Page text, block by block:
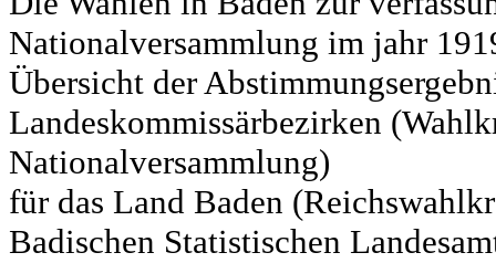
Nationalversammlung im jahr
Übersicht der
Landeskommissärbezirken
Nationalversammlung)
für das Land Baden
Badischen Statistischen